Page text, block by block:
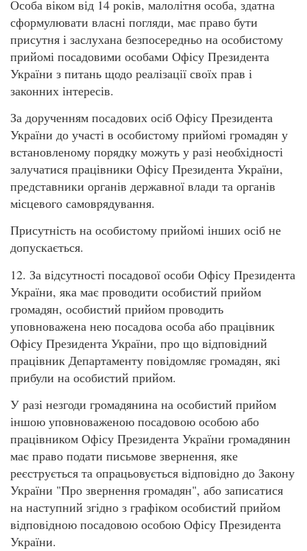
Особа віком від 14 років, малолітня особа, здатна
сформулювати власні погляди, має право бути
присутня і заслухана безпосередньо на особистому
прийомі посадовими особами Офісу Президента
України з питань щодо реалізації своїх прав і
законних інтересів.
За дорученням посадових осіб Офісу Президента
України до участі в особистому прийомі громадян у
встановленому порядку можуть у разі необхідності
залучатися працівники Офісу Президента України,
представники органів державної влади та органів
місцевого самоврядування.
Присутність на особистому прийомі інших осіб не
допускається.
12. За відсутності посадової особи Офісу Президента
України, яка має проводити особистий прийом
громадян, особистий прийом проводить
уповноважена нею посадова особа або працівник
Офісу Президента України, про що відповідний
працівник Департаменту повідомляє громадян, які
прибули на особистий прийом.
У разі незгоди громадянина на особистий прийом
іншою уповноваженою посадовою особою або
працівником Офісу Президента України громадянин
має право подати письмове звернення, яке
реєструється та опрацьовується відповідно до Закону
України "Про звернення громадян", або записатися
на наступний згідно з графіком особистий прийом
відповідною посадовою особою Офісу Президента
України.